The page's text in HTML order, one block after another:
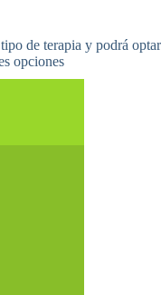
de terapia y podrá optar
opciones